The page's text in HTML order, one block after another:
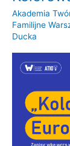
Akademia
Familijne
Ducka